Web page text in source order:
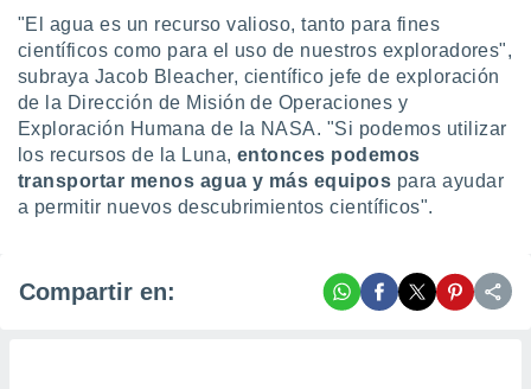
"El agua es un recurso valioso, tanto para fines
científicos como para el uso de nuestros exploradores",
subraya Jacob Bleacher, científico jefe de exploración
de la Dirección de Misión de Operaciones y
Exploración Humana de la NASA. "Si podemos utilizar
los recursos de la Luna, entonces podemos
transportar menos agua y más equipos para ayudar
a permitir nuevos descubrimientos científicos".
Compartir en: